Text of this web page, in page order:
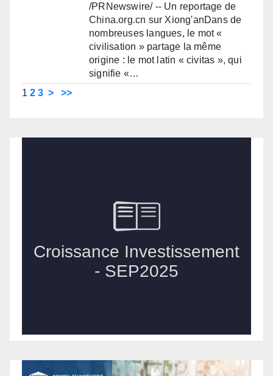
/PRNewswire/ -- Un reportage de
China.org.cn sur Xiong'anDans de
nombreuses langues, le mot «
civilisation » partage la même
origine : le mot latin « civitas », qui
signifie «…
1 2 3 > >>